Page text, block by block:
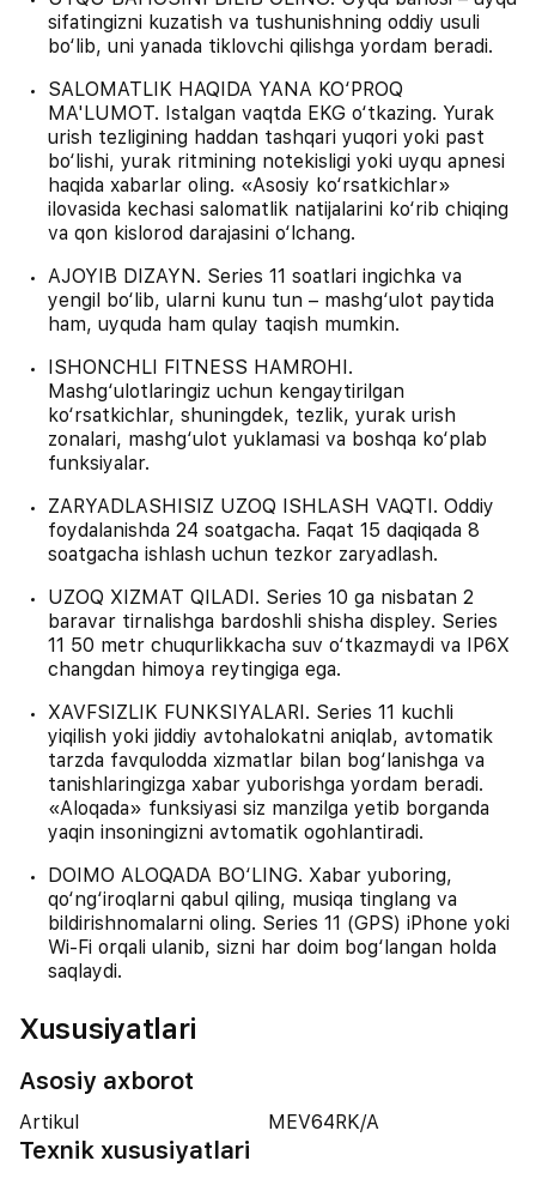
sifatingizni kuzatish va tushunishning oddiy usuli
bo‘lib, uni yanada tiklovchi qilishga yordam beradi.
SALOMATLIK HAQIDA YANA KO‘PROQ
MA'LUMOT. Istalgan vaqtda EKG o‘tkazing. Yurak
urish tezligining haddan tashqari yuqori yoki past
bo‘lishi, yurak ritmining notekisligi yoki uyqu apnesi
haqida xabarlar oling. «Asosiy ko‘rsatkichlar»
ilovasida kechasi salomatlik natijalarini ko‘rib chiqing
va qon kislorod darajasini o‘lchang.
AJOYIB DIZAYN. Series 11 soatlari ingichka va
yengil bo‘lib, ularni kunu tun – mashg‘ulot paytida
ham, uyquda ham qulay taqish mumkin.
ISHONCHLI FITNESS HAMROHI.
Mashg‘ulotlaringiz uchun kengaytirilgan
ko‘rsatkichlar, shuningdek, tezlik, yurak urish
zonalari, mashg‘ulot yuklamasi va boshqa ko‘plab
funksiyalar.
ZARYADLASHISIZ UZOQ ISHLASH VAQTI. Oddiy
foydalanishda 24 soatgacha. Faqat 15 daqiqada 8
soatgacha ishlash uchun tezkor zaryadlash.
UZOQ XIZMAT QILADI. Series 10 ga nisbatan 2
baravar tirnalishga bardoshli shisha displey. Series
11 50 metr chuqurlikkacha suv o‘tkazmaydi va IP6X
changdan himoya reytingiga ega.
XAVFSIZLIK FUNKSIYALARI. Series 11 kuchli
yiqilish yoki jiddiy avtohalokatni aniqlab, avtomatik
tarzda favqulodda xizmatlar bilan bog‘lanishga va
tanishlaringizga xabar yuborishga yordam beradi.
«Aloqada» funksiyasi siz manzilga yetib borganda
yaqin insoningizni avtomatik ogohlantiradi.
DOIMO ALOQADA BO‘LING. Xabar yuboring,
qo‘ng‘iroqlarni qabul qiling, musiqa tinglang va
bildirishnomalarni oling. Series 11 (GPS) iPhone yoki
Wi-Fi orqali ulanib, sizni har doim bog‘langan holda
saqlaydi.
Xususiyatlari
Asosiy axborot
Artikul MEV64RK/A
Texnik xususiyatlari